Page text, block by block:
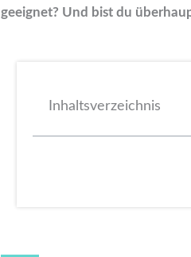
geeignet? Und bist du
Inhaltsverzeichnis